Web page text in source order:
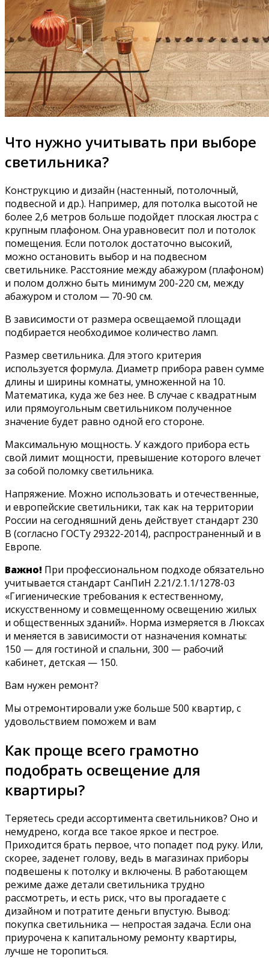
Что нужно учитывать при выборе
светильника?
Конструкцию и дизайн (настенный, потолочный,
подвесной и др.). Например, для потолка высотой не
более 2,6 метров больше подойдет плоская люстра с
крупным плафоном. Она уравновесит пол и потолок
помещения. Если потолок достаточно высокий,
можно остановить выбор и на подвесном
светильнике. Расстояние между абажуром (плафоном)
и полом должно быть минимум 200-220 см, между
абажуром и столом — 70-90 см.
В зависимости от размера освещаемой площади
подбирается необходимое количество ламп.
Размер светильника. Для этого критерия
используется формула. Диаметр прибора равен сумме
длины и ширины комнаты, умноженной на 10.
Математика, куда же без нее. В случае с квадратным
или прямоугольным светильником полученное
значение будет равно одной его стороне.
Максимальную мощность. У каждого прибора есть
свой лимит мощности, превышение которого влечет
за собой поломку светильника.
Напряжение. Можно использовать и отечественные,
и европейские светильники, так как на территории
России на сегодняшний день действует стандарт 230
В (согласно ГОСТу 29322-2014), распространенный и в
Европе.
Важно! При профессиональном подходе обязательно
учитывается стандарт СанПиН 2.21/2.1.1/1278-03
«Гигиенические требования к естественному,
искусственному и совмещенному освещению жилых
и общественных зданий». Норма измеряется в Люксах
и меняется в зависимости от назначения комнаты:
150 — для гостиной и спальни, 300 — рабочий
кабинет, детская — 150.
Вам нужен ремонт?
Мы отремонтировали уже больше 500 квартир, с
удовольствием поможем и вам
Как проще всего грамотно
подобрать освещение для
квартиры?
Теряетесь среди ассортимента светильников? Оно и
немудрено, когда все такое яркое и пестрое.
Приходится брать первое, что попадет под руку. Или,
скорее, заденет голову, ведь в магазинах приборы
подвешены к потолку и включены. В работающем
режиме даже детали светильника трудно
рассмотреть, и есть риск, что вы прогадаете с
дизайном и потратите деньги впустую. Вывод:
покупка светильника — непростая задача. Если она
приурочена к капитальному ремонту квартиры,
лучше не торопиться.